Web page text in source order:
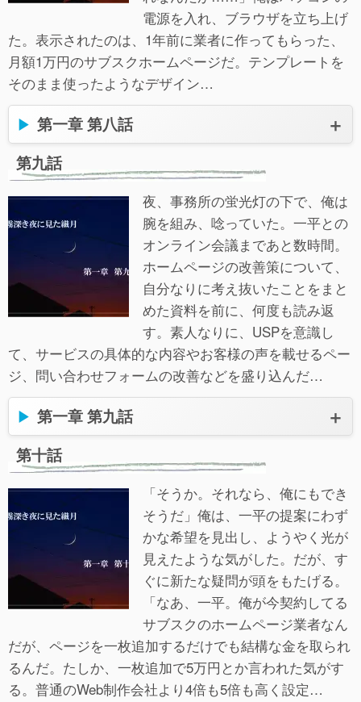
電源を入れ、ブラウザを立ち上げ
た。表示されたのは、1年前に業者に作ってもらった、
月額1万円のサブスクホームページだ。テンプレートを
そのまま使ったようなデザイン…
第一章 第八話
第九話
夜、事務所の蛍光灯の下で、俺は
腕を組み、唸っていた。一平との
オンライン会議まであと数時間。
ホームページの改善策について、
自分なりに考え抜いたことをまと
めた資料を前に、何度も読み返
す。素人なりに、USPを意識し
て、サービスの具体的な内容やお客様の声を載せるペー
ジ、問い合わせフォームの改善などを盛り込んだ…
第一章 第九話
第十話
「そうか。それなら、俺にもでき
そうだ」俺は、一平の提案にわず
かな希望を見出し、ようやく光が
見えたような気がした。だが、す
ぐに新たな疑問が頭をもたげる。
「なあ、一平。俺が今契約してる
サブスクのホームページ業者なん
だが、ページを一枚追加するだけでも結構な金を取られ
るんだ。たしか、一枚追加で5万円とか言われた気がす
る。普通のWeb制作会社より4倍も5倍も高く設定…